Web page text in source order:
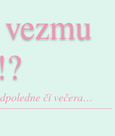
či večera…